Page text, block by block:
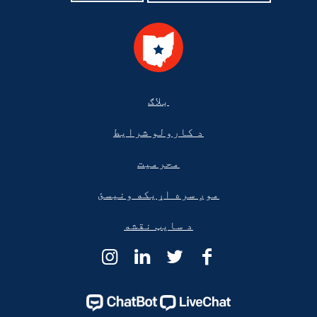
بلاګ
د کارولو شرایط
محرمیت
موږ سره اړیکه ونیسئ
د سایټ نقشه
قانوني
قانوني
د
قانوني
د
قانوني